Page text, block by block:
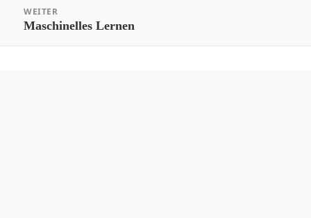
WEITER
Nächster
Maschinelles Lernen